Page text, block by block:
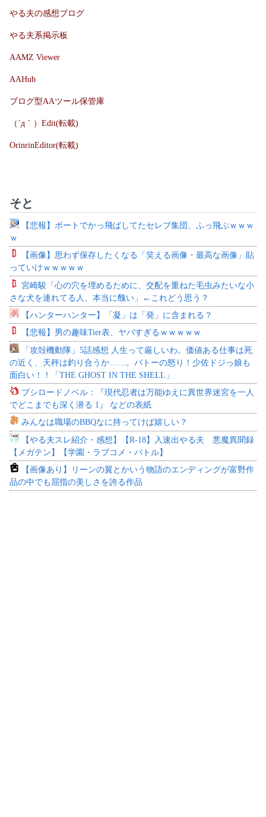
やる夫の感想ブログ
やる夫系掲示板
AAMZ Viewer
AAHub
ブログ型AAツール保管庫
（´д｀）Edit(転載)
OrinrinEditor(転載)
そと
【悲報】ボートでかっ飛ばしてたセレブ集団、ふっ飛ぶｗｗｗ
ｗ
【画像】思わず保存したくなる「笑える画像・最高な画像」貼
っていけｗｗｗｗｗ
宮崎駿「心の穴を埋めるために、交配を重ねた毛虫みたいな小
さな犬を連れてる人、本当に醜い」←これどう思う？
【ハンターハンター】「凝」は「発」に含まれる？
【悲報】男の趣味Tier表、ヤバすぎるｗｗｗｗｗ
「攻殻機動隊」5話感想 人生って厳しいわ。価値ある仕事は死
の近く、天秤は釣り合うか……。バトーの怒り！少佐ドジっ娘も
面白い！！「THE GHOST IN THE SHELL」
ブシロードノベル：『現代忍者は万能ゆえに異世界迷宮を一人
でどこまでも深く潜る 1』 などの表紙
みんなは職場のBBQなに持ってけば嬉しい？
【やる夫スレ紹介・感想】【R-18】入速出やる夫 悪魔異聞録
【メガテン】【学園・ラブコメ・バトル】
【画像あり】リーンの翼とかいう物語のエンディングが富野作
品の中でも屈指の美しさを誇る作品